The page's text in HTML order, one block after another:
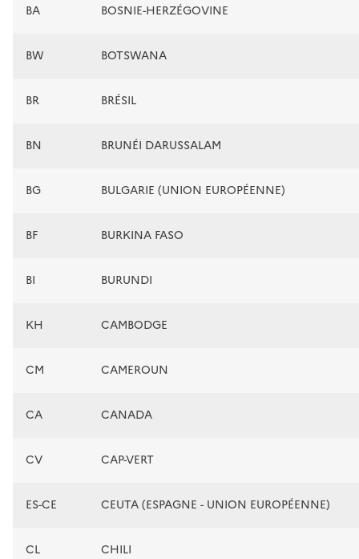
BA BOSNIE-HERZÉGOVINE
BW BOTSWANA
BR BRÉSIL
BN BRUNÉI DARUSSALAM
BG BULGARIE (UNION EUROPÉENNE)
BF BURKINA FASO
BI BURUNDI
KH CAMBODGE
CM CAMEROUN
CA CANADA
CV CAP-VERT
ES-CE CEUTA (ESPAGNE - UNION EUROPÉENNE)
CL CHILI